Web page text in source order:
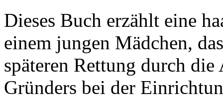
Dieses Buch erzählt eine
einem jungen Mädchen,
späteren Rettung durch
Gründers bei der